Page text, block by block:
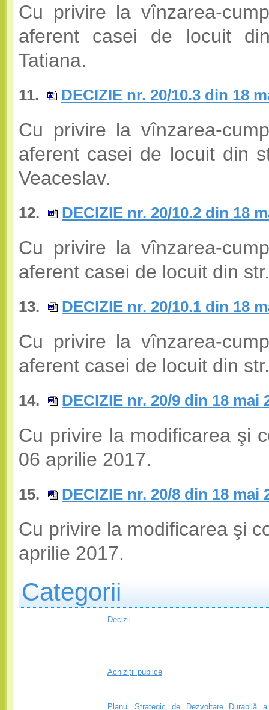
Cu privire la vînzarea-
aferent casei de locuit
Tatiana.
11. DECIZIE nr. 20/10.3 din 18
Cu privire la vînzarea-
aferent casei de locuit din
Veaceslav.
12. DECIZIE nr. 20/10.2 din 18
Cu privire la vînzarea-
aferent casei de locuit din
13. DECIZIE nr. 20/10.1 din 18
Cu privire la vînzarea-
aferent casei de locuit din
14. DECIZIE nr. 20/9 din 18 mai
Cu privire la modificarea şi
06 aprilie 2017.
15. DECIZIE nr. 20/8 din 18 mai
Cu privire la modificarea şi
aprilie 2017.
Categorii
Decizii
Achiziții publice
Planul Strategic de Dezvoltare Durabilă